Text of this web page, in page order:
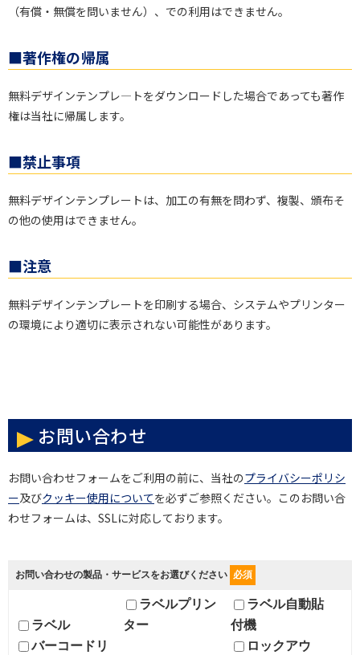
（有償・無償を問いません）、での利用はできません。
■著作権の帰属
無料デザインテンプレ―トをダウンロードした場合であっても著作
権は当社に帰属します。
■禁止事項
無料デザインテンプレートは、加工の有無を問わず、複製、頒布そ
の他の使用はできません。
■注意
無料デザインテンプレートを印刷する場合、システムやプリンター
の環境により適切に表示されない可能性があります。
お問い合わせ
お問い合わせフォームをご利用の前に、当社のプライバシーポリシ
ー及びクッキー使用についてを必ずご参照ください。このお問い合
わせフォームは、SSLに対応しております。
お問い合わせの製品・サービスをお選びください 必須
ラベル
ラベルプリン
ター
ラベル自動貼
付機
バーコードリ
ロックアウ